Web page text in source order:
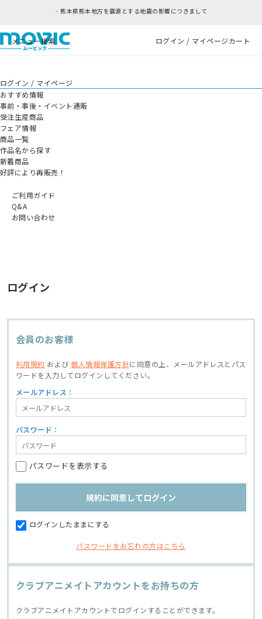
熊本県熊本地方を震源とする地震の影響につきまして
メニュー検索 ログイン / マイページカート
ログイン / マイページ
おすすめ情報
事前・事後・イベント通販
受注生産商品
フェア情報
商品一覧
作品名から探す
新着商品
好評により再販売！
ご利用ガイド
Q&A
お問い合わせ
ログイン
会員のお客様
利用規約 および個人情報保護方針に同意の上、
メールアドレスとパス
ワードを入力してログインしてください。
メールアドレス：
パスワード：
パスワードを表示する
ログインしたままにする
パスワードをお忘れの方はこちら
クラブアニメイトアカウントをお持ちの方
クラブアニメイトアカウントでログインすることができます。